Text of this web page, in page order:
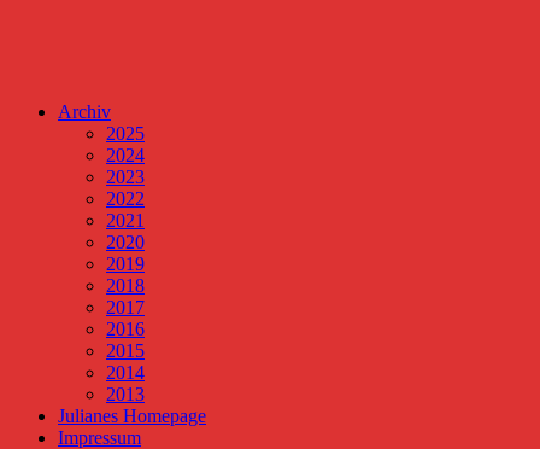
Archiv
2025
2024
2023
2022
2021
2020
2019
2018
2017
2016
2015
2014
2013
Julianes Homepage
Impressum